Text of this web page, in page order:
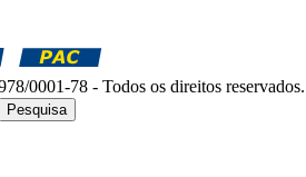
0001-78 - Todos os direitos reservados.
Pesquisa